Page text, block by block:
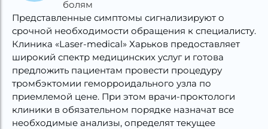
болям
Представленные симптомы сигнализируют о
срочной необходимости обращения к специалисту.
Клиника «Laser-medical» Харьков предоставляет
широкий спектр медицинских услуг и готова
предложить пациентам провести процедуру
тромбэктомии геморроидального узла по
приемлемой цене. При этом врачи-проктологи
клиники в обязательном порядке назначат все
необходимые анализы, определят текущее